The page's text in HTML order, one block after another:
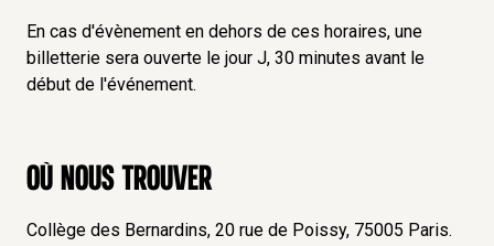
En cas d'évènement en dehors de ces horaires, une
billetterie sera ouverte le jour J, 30 minutes avant le
début de l'événement.
Où nous trouver
Collège des Bernardins, 20 rue de Poissy, 75005 Paris.